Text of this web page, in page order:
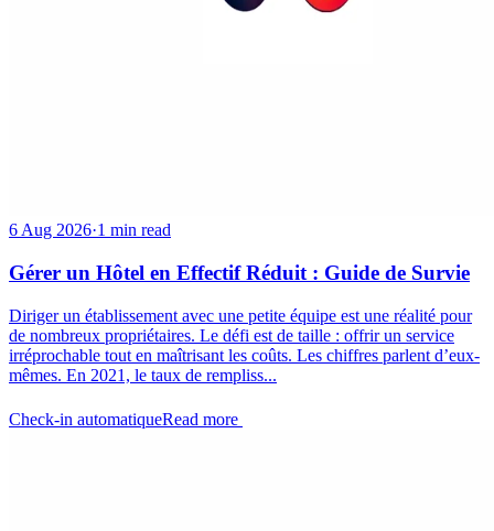
6 Aug 2026·1 min read
Gérer un Hôtel en Effectif Réduit : Guide de Survie
Diriger un établissement avec une petite équipe est une réalité pour
de nombreux propriétaires. Le défi est de taille : offrir un service
irréprochable tout en maîtrisant les coûts. Les chiffres parlent d’eux-
mêmes. En 2021, le taux de rempliss...
Check-in automatiqueRead more